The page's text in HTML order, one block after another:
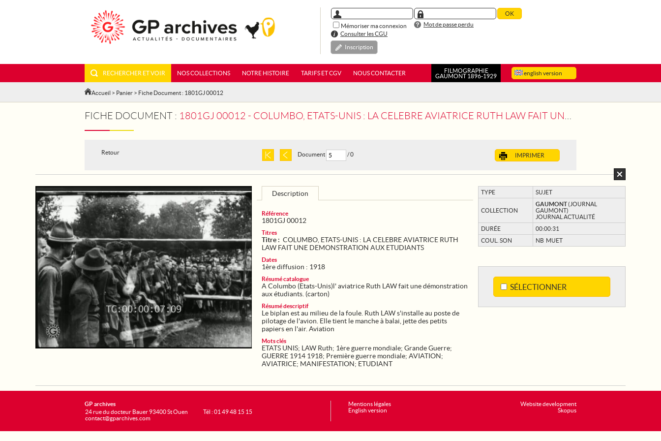
Mémoriser ma connexion
Mot de passe perdu
Consulter les CGU
Inscription
english version
RECHERCHER ET VOIR NOS COLLECTIONS NOTRE HISTOIRE TARIFS ET CGV NOUS CONTACTER
FILMOGRAPHIE
GAUMONT 1896-1929
Accueil > Panier > Fiche Document : 1801GJ 00012
FICHE DOCUMENT : 1801GJ 00012 - COLUMBO, ETATS-UNIS : LA CELEBRE AVIATRICE RUTH LAW FAIT UNE DEMONSTRATION AUX ETUDIANTS
Retour IMPRIMER
Document / 0
TYPE SUJET
COLLECTION
GAUMONT(JOURNAL
GAUMONT)
JOURNAL ACTUALITÉ
DURÉE
00:00:31
COUL. SON
NB MUET
SÉLECTIONNER
Description
Référence
1801GJ 00012
Titres
Titre : COLUMBO, ETATS-UNIS : LA CELEBRE AVIATRICE RUTH
LAW FAIT UNE DEMONSTRATION AUX ETUDIANTS
Dates
1ère diffusion : 1918
Résumé catalogue
A Columbo (Etats-Unis)l' aviatrice Ruth LAW fait une démonstration
aux étudiants. (carton)
Résumé descriptif
Le biplan est au milieu de la foule. Ruth LAW s'installe au poste de
pilotage de l'avion. Elle tient le manche à balai, jette des petits
papiers en l'air. Aviation
Mots clés
ETATS UNIS; LAW Ruth; 1ère guerre mondiale; Grande Guerre;
GUERRE 1914 1918; Première guerre mondiale; AVIATION;
AVIATRICE; MANIFESTATION; ETUDIANT
Website development
Skopus
GP archives
24 rue du docteur Bauer 93400 St Ouen
contact@gparchives.com
Tél : 01 49 48 15 15
Mentions légales
English version